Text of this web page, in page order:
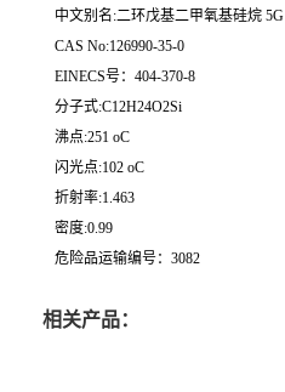
中文别名:二环戊基二甲氧基硅烷 5G
CAS No:126990-35-0
EINECS号：404-370-8
分子式:C12H24O2Si
沸点:251 oC
闪光点:102 oC
折射率:1.463
密度:0.99
危险品运输编号：3082
相关产品：